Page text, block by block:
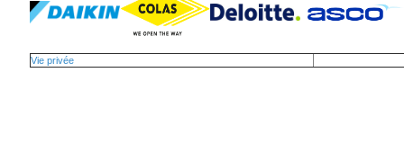
Vie privée